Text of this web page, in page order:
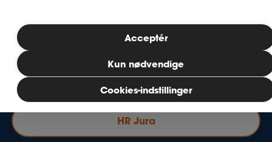
Bliv medlem
MitAse
Ase Selvstændig
Tal med eksperter, der kender din virkelighed og dine
Ase Selvstændig
HR Jura
Cookies-indstillinger
Kun nødvendige
Acceptér